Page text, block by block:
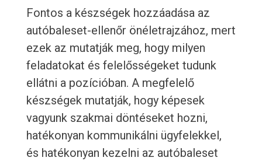
Fontos a készségek hozzáadása az
autóbaleset-ellenőr önéletrajzához, mert
ezek az mutatják meg, hogy milyen
feladatokat és felelősségeket tudunk
ellátni a pozícióban. A megfelelő
készségek mutatják, hogy képesek
vagyunk szakmai döntéseket hozni,
hatékonyan kommunikálni ügyfelekkel,
és hatékonyan kezelni az autóbaleset